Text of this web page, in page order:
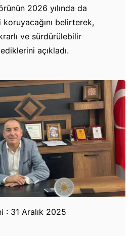
2026 yılında da
belirterek,
ve sürdürülebilir
açıkladı.
: 31 Aralık 2025